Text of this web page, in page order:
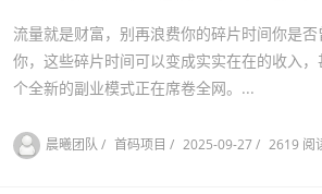
流量就是财富，别再浪费你的碎片时间你是
你，这些碎片时间可以变成实实在在的收入
个全新的副业模式正在席卷全网。...
晨曦团队 / 首码项目 / 2025-09-27 / 2619 阅